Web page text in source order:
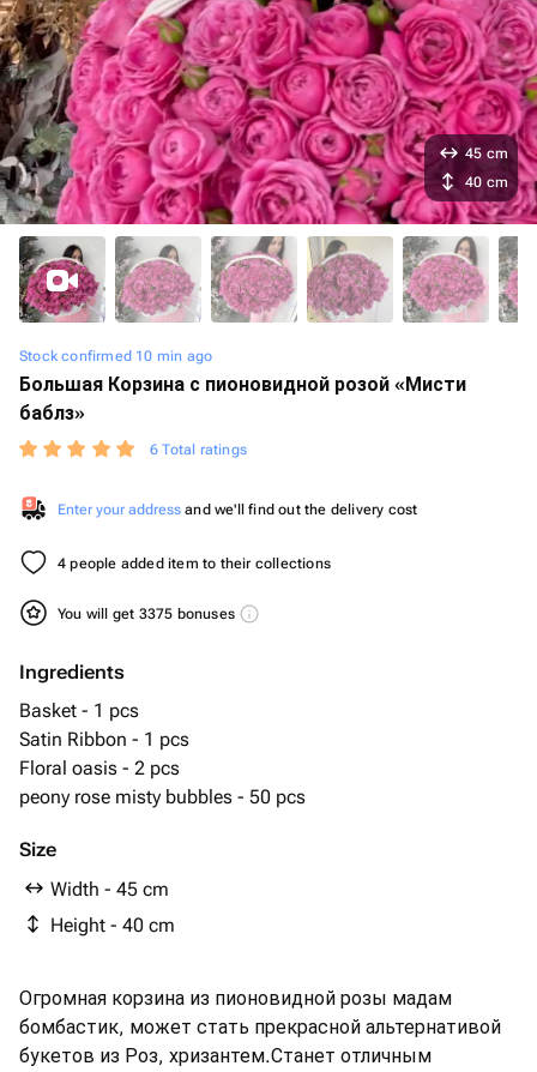
Stock confirmed 10 min ago
Большая Корзина с пионовидной розой «Мисти
баблз»
6 Total ratings
Enter your address and we'll find out the delivery cost
4 people added item to their collections
You will get 3375 bonuses
Ingredients
Basket - 1 pcs
Satin Ribbon - 1 pcs
Floral oasis - 2 pcs
peony rose misty bubbles - 50 pcs
Size
Width - 45 cm
Height - 40 cm
45 cm
40 cm
Огромная корзина из пионовидной розы мадам
бомбастик, может стать прекрасной альтернативой
букетов из Роз, хризантем.Станет отличным